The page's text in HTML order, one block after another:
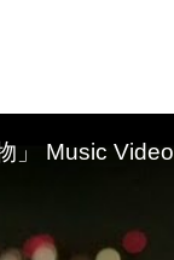
」 Music Video